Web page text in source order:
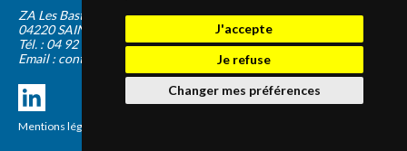
J'accepte
Je refuse
Changer mes préférences
ZA Les Bastides Blanches
04220 SAINTE-TULLE
Tél. : 04 92 75 89 55
Email : contact@panapieces.com
Mentions légales